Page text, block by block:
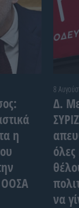
η
ΟΟΣΑ
8
Δ.
να